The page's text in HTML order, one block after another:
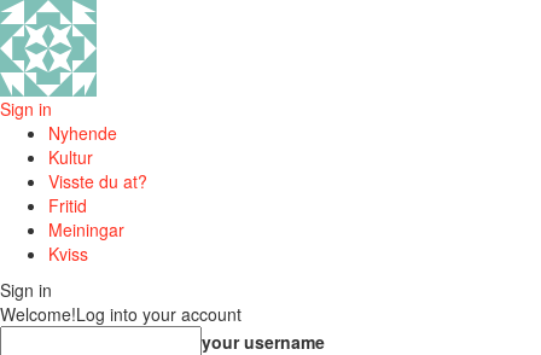
Sign in
Nyhende
Kultur
Visste du at?
Fritid
Meiningar
Kviss
Sign in
Welcome!Log into your account
your username